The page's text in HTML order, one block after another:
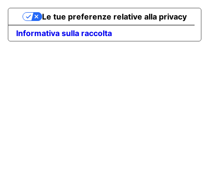
Informativa sulla raccolta
Le tue preferenze relative alla privacy